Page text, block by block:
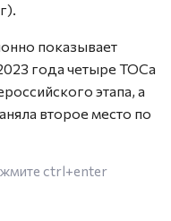
показывает
года четыре ТОСа
этапа, а
второе место по
ctrl+enter